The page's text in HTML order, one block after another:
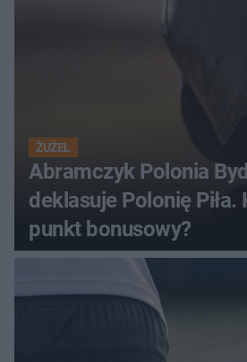
ŻUŻEL
Abramczyk Polonia
deklasuje Polonię Piła.
punkt bonusowy?